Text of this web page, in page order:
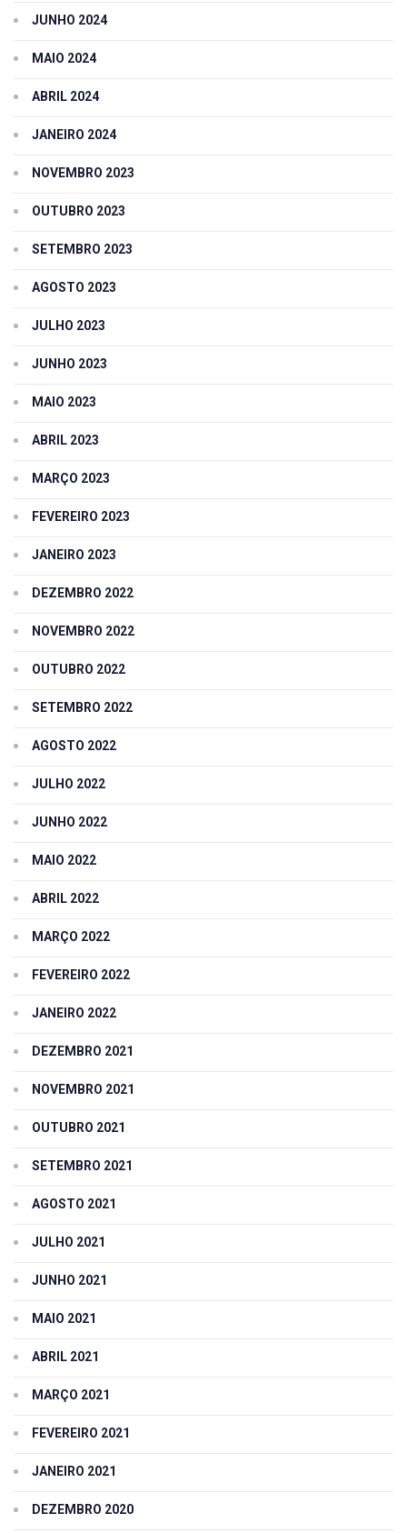
JUNHO 2024
MAIO 2024
ABRIL 2024
JANEIRO 2024
NOVEMBRO 2023
OUTUBRO 2023
SETEMBRO 2023
AGOSTO 2023
JULHO 2023
JUNHO 2023
MAIO 2023
ABRIL 2023
MARÇO 2023
FEVEREIRO 2023
JANEIRO 2023
DEZEMBRO 2022
NOVEMBRO 2022
OUTUBRO 2022
SETEMBRO 2022
AGOSTO 2022
JULHO 2022
JUNHO 2022
MAIO 2022
ABRIL 2022
MARÇO 2022
FEVEREIRO 2022
JANEIRO 2022
DEZEMBRO 2021
NOVEMBRO 2021
OUTUBRO 2021
SETEMBRO 2021
AGOSTO 2021
JULHO 2021
JUNHO 2021
MAIO 2021
ABRIL 2021
MARÇO 2021
FEVEREIRO 2021
JANEIRO 2021
DEZEMBRO 2020